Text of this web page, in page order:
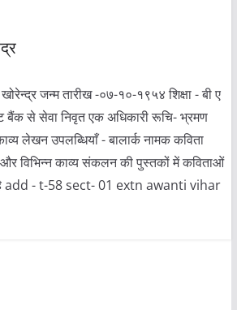
जन्म तारीख -०७-१०-१९५४ शिक्षा - बी ए
बैंक से सेवा निवृत एक अधिकारी रूचि- भ्रमण
लेखन उपलब्धियाँ - बालार्क नामक कविता
विभिन्न काव्य संकलन की पुस्तकों में कविताओं
है add - t-58 sect- 01 extn awanti vihar